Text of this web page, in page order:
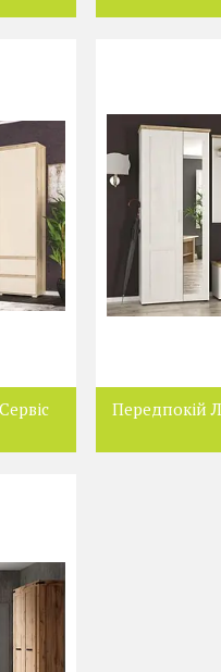
Передпокій